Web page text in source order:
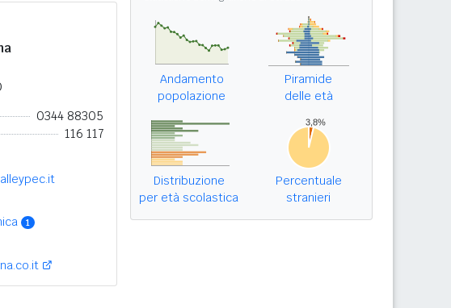
0344 88305
116 117
1
Andamento
popolazione
Piramide
delle età
Distribuzione
per età scolastica
Percentuale
stranieri